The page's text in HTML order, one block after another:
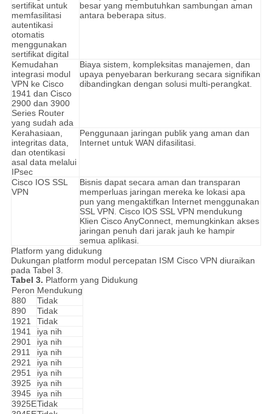
sertifikat untuk
memfasilitasi
autentikasi
otomatis
menggunakan
sertifikat digital
besar yang membutuhkan sambungan aman
antara beberapa situs.
Kemudahan
integrasi modul
VPN ke Cisco
1941 dan Cisco
2900 dan 3900
Series Router
yang sudah ada
Biaya sistem, kompleksitas manajemen, dan
upaya penyebaran berkurang secara signifikan
dibandingkan dengan solusi multi-perangkat.
Kerahasiaan,
integritas data,
dan otentikasi
asal data melalui
IPsec
Penggunaan jaringan publik yang aman dan
Internet untuk WAN difasilitasi.
Cisco IOS SSL
VPN
Bisnis dapat secara aman dan transparan
memperluas jaringan mereka ke lokasi apa
pun yang mengaktifkan Internet menggunakan
SSL VPN. Cisco IOS SSL VPN mendukung
Klien Cisco AnyConnect, memungkinkan akses
jaringan penuh dari jarak jauh ke hampir
semua aplikasi.
Platform yang didukung
Dukungan platform modul percepatan ISM Cisco VPN diuraikan
pada Tabel 3.
Tabel 3. Platform yang Didukung
Peron Mendukung
880
Tidak
890
Tidak
1921
Tidak
1941
iya nih
2901
iya nih
2911
iya nih
2921
iya nih
2951
iya nih
3925
iya nih
3945
iya nih
3925ETidak